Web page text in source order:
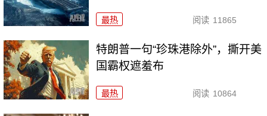
最热 阅读 11865
特朗普一句“珍珠港除外”，撕开美
国霸权遮羞布
最热 阅读 10864